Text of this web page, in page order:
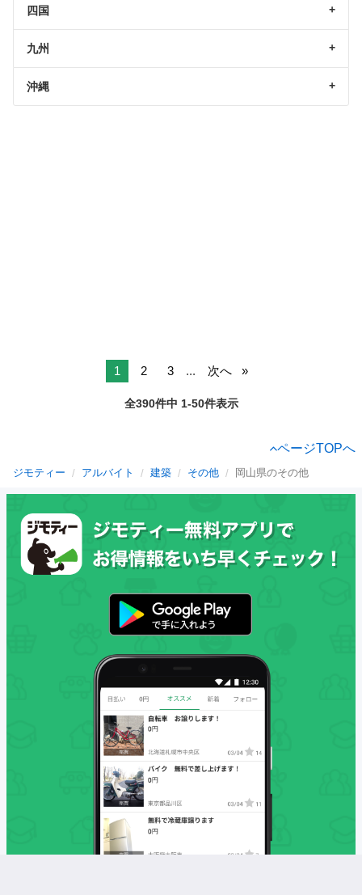
四国
九州
沖縄
1 2 3 ... 次へ
全390件中 1-50件表示
ページTOPへ
ジモティー アルバイト 建築 その他 岡山県のその他